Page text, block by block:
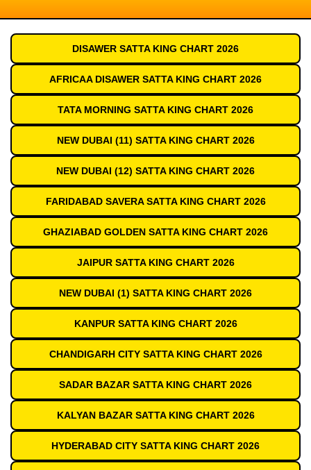
DISAWER SATTA KING CHART 2026
AFRICAA DISAWER SATTA KING CHART 2026
TATA MORNING SATTA KING CHART 2026
NEW DUBAI (11) SATTA KING CHART 2026
NEW DUBAI (12) SATTA KING CHART 2026
FARIDABAD SAVERA SATTA KING CHART 2026
GHAZIABAD GOLDEN SATTA KING CHART 2026
JAIPUR SATTA KING CHART 2026
NEW DUBAI (1) SATTA KING CHART 2026
KANPUR SATTA KING CHART 2026
CHANDIGARH CITY SATTA KING CHART 2026
SADAR BAZAR SATTA KING CHART 2026
KALYAN BAZAR SATTA KING CHART 2026
HYDERABAD CITY SATTA KING CHART 2026